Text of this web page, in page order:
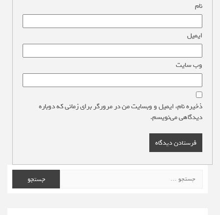
نام
ایمیل
وب‌ سایت
ذخیره نام، ایمیل و وبسایت من در مرورگر برای زمانی که دوباره
دیدگاهی می‌نویسم.
برای: